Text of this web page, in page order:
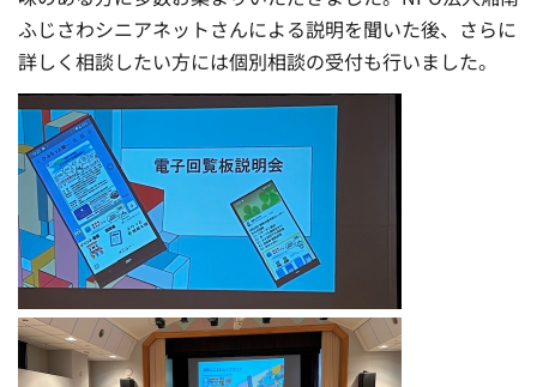
ふじさわシニアネットさんによる説明を聞いた後、さらに
詳しく相談したい方には個別相談の受付も行いました。